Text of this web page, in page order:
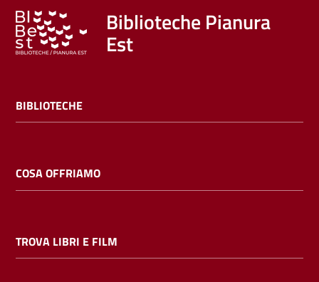
Trova
libri
e
film
Calendario
Biblioteche Pianura
Est
BIBLIOTECHE
COSA OFFRIAMO
TROVA LIBRI E FILM